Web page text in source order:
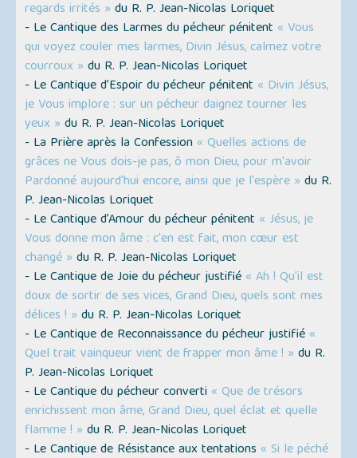
regards irrités » du R. P. Jean-Nicolas Loriquet
- Le Cantique des Larmes du pécheur pénitent « Vous
qui voyez couler mes larmes, Divin Jésus, calmez votre
courroux » du R. P. Jean-Nicolas Loriquet
- Le Cantique d’Espoir du pécheur pénitent « Divin Jésus,
je Vous implore : sur un pécheur daignez tourner les
yeux » du R. P. Jean-Nicolas Loriquet
- La Prière après la Confession « Quelles actions de
grâces ne Vous dois-je pas, ô mon Dieu, pour m'avoir
Pardonné aujourd'hui encore, ainsi que je l'espère » du R.
P. Jean-Nicolas Loriquet
- Le Cantique d’Amour du pécheur pénitent « Jésus, je
Vous donne mon âme : c'en est fait, mon cœur est
changé » du R. P. Jean-Nicolas Loriquet
- Le Cantique de Joie du pécheur justifié « Ah ! Qu'il est
doux de sortir de ses vices, Grand Dieu, quels sont mes
délices ! » du R. P. Jean-Nicolas Loriquet
- Le Cantique de Reconnaissance du pécheur justifié «
Quel trait vainqueur vient de frapper mon âme ! » du R.
P. Jean-Nicolas Loriquet
- Le Cantique du pécheur converti « Que de trésors
enrichissent mon âme, Grand Dieu, quel éclat et quelle
flamme ! » du R. P. Jean-Nicolas Loriquet
- Le Cantique de Résistance aux tentations « Si le péché